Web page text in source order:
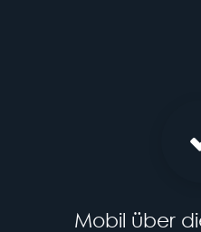
Mobil über